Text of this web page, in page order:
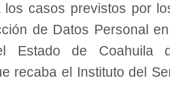
los casos previstos por
de Datos Personal
Estado de Coahuila
recaba el Instituto del